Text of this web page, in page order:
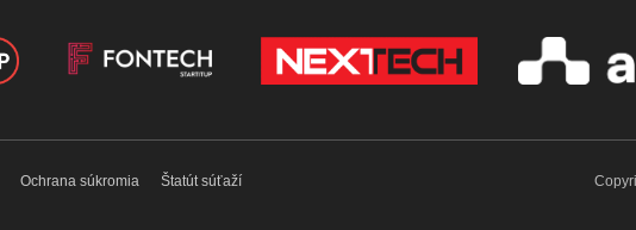
Ochrana súkromia
Štatút súťaží